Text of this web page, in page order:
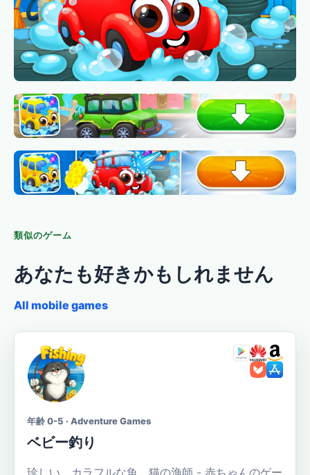
類似のゲーム
あなたも好きかもしれません
All mobile games
年齢 0-5 · Adventure Games
ベビー釣り
珍しい、カラフルな魚、猫の漁師 - 赤ちゃんのゲー